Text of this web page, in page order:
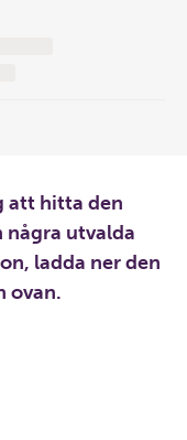
att hitta den
utvalda
ladda ner den
ovan.